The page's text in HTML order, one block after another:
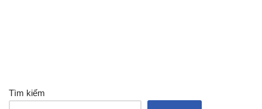
Tìm kiếm